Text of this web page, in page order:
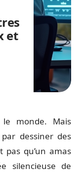
et
monde. Mais
dessiner des
pas qu’un amas
silencieuse de